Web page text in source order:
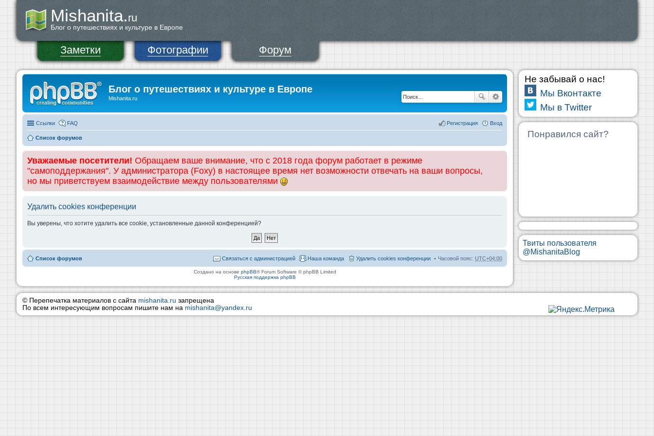
Mishanita.ru
Блог о путешествиях и культуре в Европе
Заметки Фотографии Форум
Блог о путешествиях и культуре в Европе
Mishanita.ru
Ссылки FAQ Вход
Регистрация
Список форумов
Уважаемые посетители! Обращаем ваше внимание, что с 2018 года форум работает в режиме
"самоподдержания". У администратора (Foxy) в настоящее время нет возможности отвечать на ваши вопросы,
но мы приветствуем взаимодействие между пользователями
Удалить cookies конференции
Вы уверены, что хотите удалить все cookie, установленные данной конференцией?
Список форумов Часовой пояс: UTC+04:00
Удалить cookies конференции
Наша команда
Связаться с администрацией
Создано на основе phpBB® Forum Software © phpBB Limited
Русская поддержка phpBB
Не забывай о нас!
Мы Вконтакте
Мы в Twitter
Понравился сайт?
Твиты пользователя
@MishanitaBlog
© Перепечатка материалов с сайта mishanita.ru запрещена
По всем интересующим вопросам пишите нам на mishanita@yandex.ru